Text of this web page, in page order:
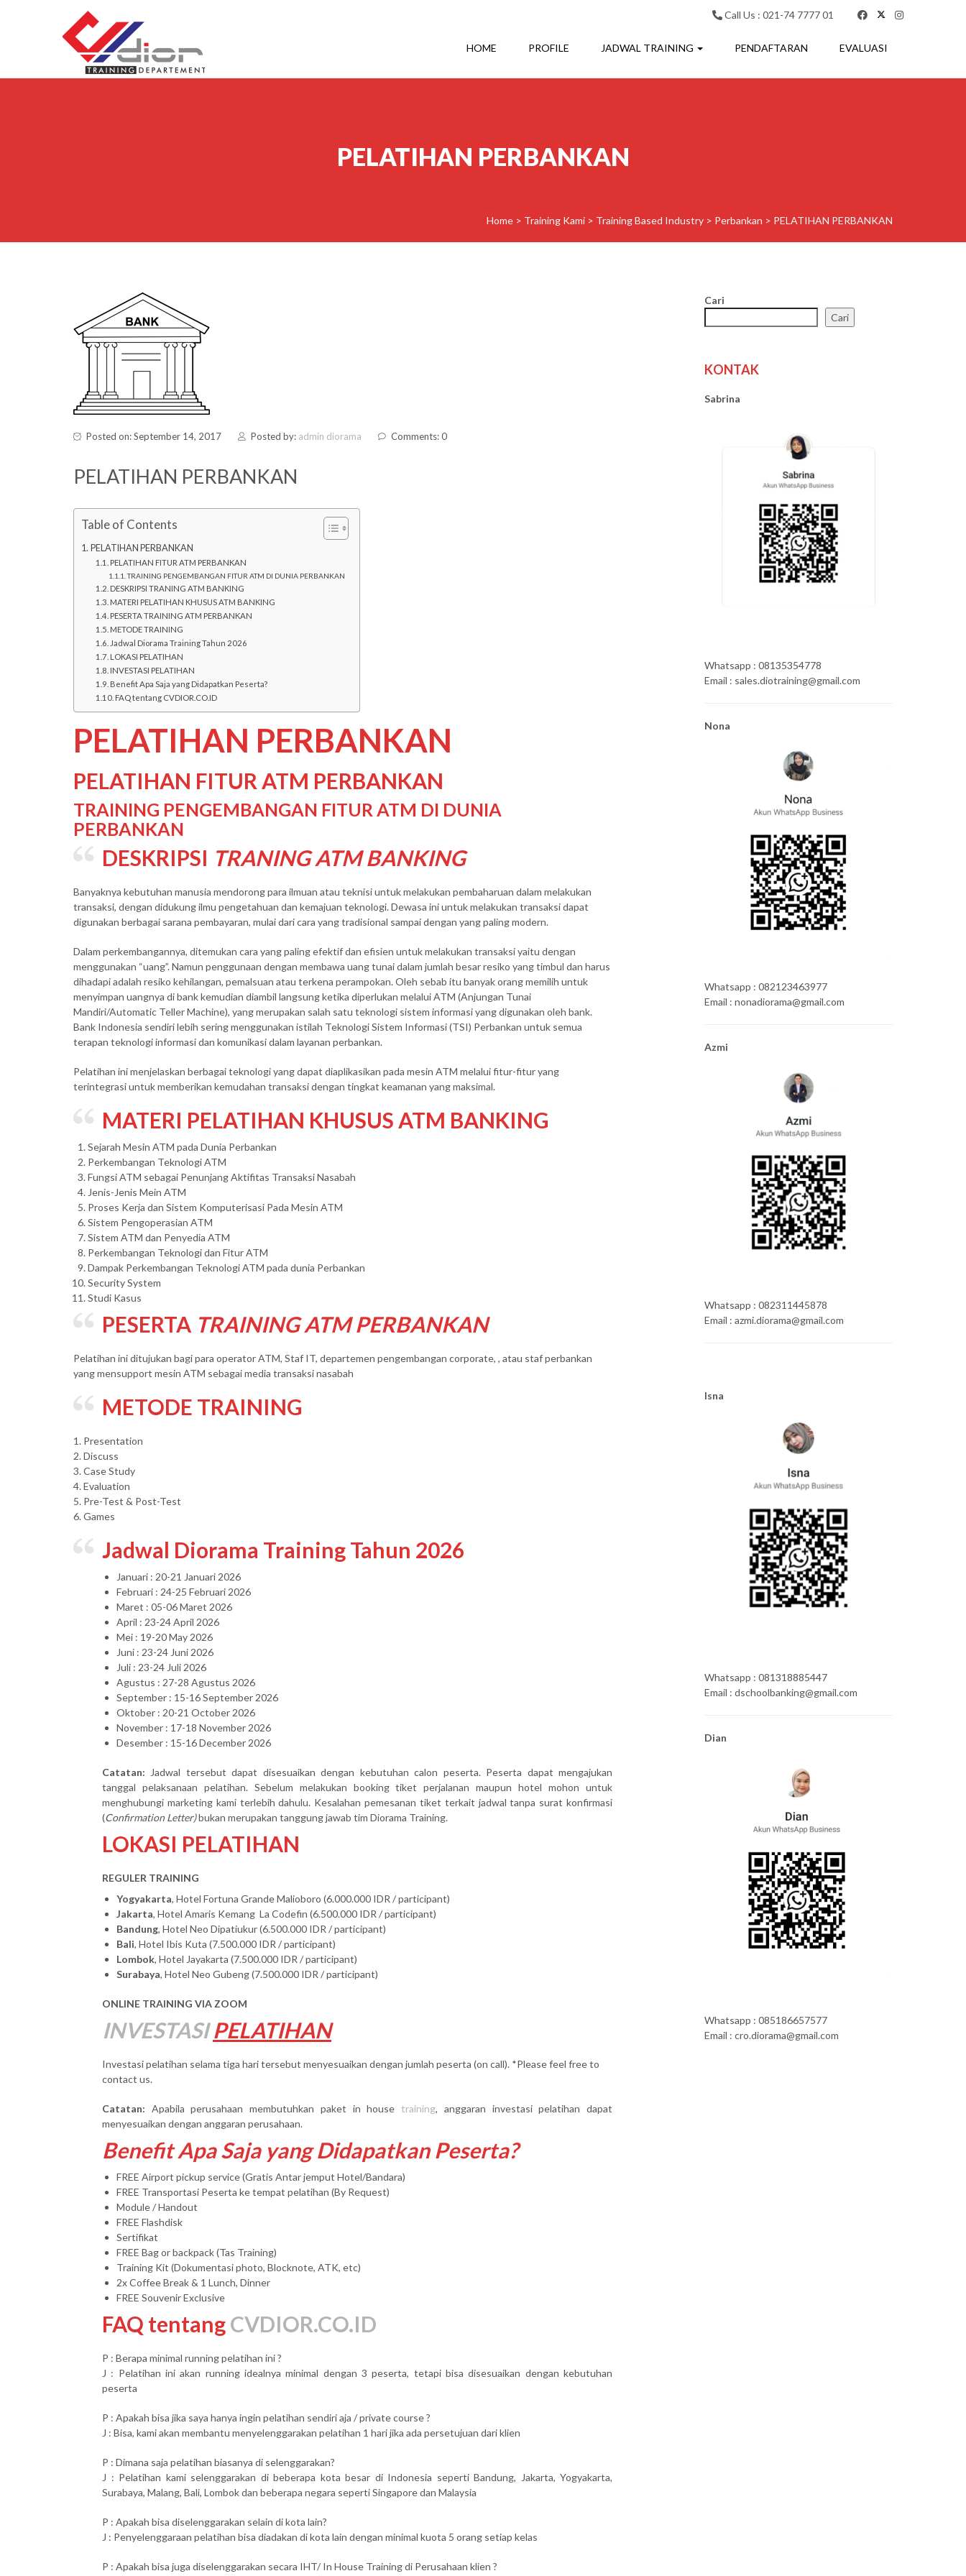
Call Us : 021-74 7777 01
HOME PROFILE JADWAL TRAINING PENDAFTARAN EVALUASI
PELATIHAN PERBANKAN
Home > Training Kami > Training Based Industry > Perbankan > PELATIHAN PERBANKAN
Posted on: September 14, 2017 Posted by: admin diorama Comments: 0
PELATIHAN PERBANKAN
Table of Contents
PELATIHAN PERBANKAN
PELATIHAN FITUR ATM PERBANKAN
TRAINING PENGEMBANGAN FITUR ATM DI DUNIA PERBANKAN
DESKRIPSI TRANING ATM BANKING
MATERI PELATIHAN KHUSUS ATM BANKING
PESERTA TRAINING ATM PERBANKAN
METODE TRAINING
Jadwal Diorama Training Tahun 2026
LOKASI PELATIHAN
INVESTASI PELATIHAN
Benefit Apa Saja yang Didapatkan Peserta?
FAQ tentang CVDIOR.CO.ID
PELATIHAN PERBANKAN
PELATIHAN FITUR ATM PERBANKAN
TRAINING PENGEMBANGAN FITUR ATM DI DUNIA
PERBANKAN
DESKRIPSI TRANINGATM BANKING
Banyaknya kebutuhan manusia mendorong para ilmuan atau teknisi untuk melakukan pembaharuan dalam melakukan
transaksi, dengan didukung ilmu pengetahuan dan kemajuan teknologi. Dewasa ini untuk melakukan transaksi dapat
digunakan berbagai sarana pembayaran, mulai dari cara yang tradisional sampai dengan yang paling modern.
Dalam perkembangannya, ditemukan cara yang paling efektif dan efisien untuk melakukan transaksi yaitu dengan
menggunakan “uang”. Namun penggunaan dengan membawa uang tunai dalam jumlah besar resiko yang timbul dan harus
dihadapi adalah resiko kehilangan, pemalsuan atau terkena perampokan. Oleh sebab itu banyak orang memilih untuk
menyimpan uangnya di bank kemudian diambil langsung ketika diperlukan melalui ATM (Anjungan Tunai
Mandiri/Automatic Teller Machine), yang merupakan salah satu teknologi sistem informasi yang digunakan oleh bank.
Bank Indonesia sendiri lebih sering menggunakan istilah Teknologi Sistem Informasi (TSI) Perbankan untuk semua
terapan teknologi informasi dan komunikasi dalam layanan perbankan.
Pelatihan ini menjelaskan berbagai teknologi yang dapat diaplikasikan pada mesin ATM melalui fitur-fitur yang
terintegrasi untuk memberikan kemudahan transaksi dengan tingkat keamanan yang maksimal.
MATERI PELATIHAN KHUSUS ATM BANKING
Sejarah Mesin ATM pada Dunia Perbankan
Perkembangan Teknologi ATM
Fungsi ATM sebagai Penunjang Aktifitas Transaksi Nasabah
Jenis-Jenis Mein ATM
Proses Kerja dan Sistem Komputerisasi Pada Mesin ATM
Sistem Pengoperasian ATM
Sistem ATM dan Penyedia ATM
Perkembangan Teknologi dan Fitur ATM
Dampak Perkembangan Teknologi ATM pada dunia Perbankan
Security System
Studi Kasus
PESERTA TRAINING ATM PERBANKAN
Pelatihan ini ditujukan bagi para operator ATM, Staf IT, departemen pengembangan corporate, , atau staf perbankan
yang mensupport mesin ATM sebagai media transaksi nasabah
METODE TRAINING
1. Presentation
2. Discuss
3. Case Study
4. Evaluation
5. Pre-Test & Post-Test
6. Games
Jadwal Diorama Training Tahun 2026
Januari : 20-21 Januari 2026
Februari : 24-25 Februari 2026
Maret : 05-06 Maret 2026
April : 23-24 April 2026
Mei : 19-20 May 2026
Juni : 23-24 Juni 2026
Juli : 23-24 Juli 2026
Agustus : 27-28 Agustus 2026
September : 15-16 September 2026
Oktober : 20-21 October 2026
November : 17-18 November 2026
Desember : 15-16 December 2026
Catatan: Jadwal tersebut dapat disesuaikan dengan kebutuhan calon peserta. Peserta dapat mengajukan
tanggal pelaksanaan pelatihan. Sebelum melakukan booking tiket perjalanan maupun hotel mohon untuk
menghubungi marketing kami terlebih dahulu. Kesalahan pemesanan tiket terkait jadwal tanpa surat konfirmasi
(Confirmation Letter)bukan merupakan tanggung jawab tim Diorama Training.
LOKASI PELATIHAN
REGULER TRAINING
Yogyakarta, Hotel Fortuna Grande Malioboro (6.000.000 IDR / participant)
Jakarta, Hotel Amaris Kemang La Codefin (6.500.000 IDR / participant)
Bandung, Hotel Neo Dipatiukur (6.500.000 IDR / participant)
Bali, Hotel Ibis Kuta (7.500.000 IDR / participant)
Lombok, Hotel Jayakarta (7.500.000 IDR / participant)
Surabaya, Hotel Neo Gubeng (7.500.000 IDR / participant)
ONLINE TRAINING VIA ZOOM
INVESTASI PELATIHAN
Investasi pelatihan selama tiga hari tersebut menyesuaikan dengan jumlah peserta (on call). *Please feel free to
contact us.
Catatan: Apabila perusahaan membutuhkan paket in house training, anggaran investasi pelatihan dapat
menyesuaikan dengan anggaran perusahaan.
Benefit Apa Saja yang Didapatkan Peserta?
FREE Airport pickup service (Gratis Antar jemput Hotel/Bandara)
FREE Transportasi Peserta ke tempat pelatihan (By Request)
Module / Handout
FREE Flashdisk
Sertifikat
FREE Bag or backpack (Tas Training)
Training Kit (Dokumentasi photo, Blocknote, ATK, etc)
2x Coffee Break & 1 Lunch, Dinner
FREE Souvenir Exclusive
FAQ tentangCVDIOR.CO.ID
P : Berapa minimal running pelatihan ini ?
J : Pelatihan ini akan running idealnya minimal dengan 3 peserta, tetapi bisa disesuaikan dengan kebutuhan
peserta
P : Apakah bisa jika saya hanya ingin pelatihan sendiri aja / private course ?
J : Bisa, kami akan membantu menyelenggarakan pelatihan 1 hari jika ada persetujuan dari klien
P : Dimana saja pelatihan biasanya di selenggarakan?
J : Pelatihan kami selenggarakan di beberapa kota besar di Indonesia seperti Bandung, Jakarta, Yogyakarta,
Surabaya, Malang, Bali, Lombok dan beberapa negara seperti Singapore dan Malaysia
P : Apakah bisa diselenggarakan selain di kota lain?
J : Penyelenggaraan pelatihan bisa diadakan di kota lain dengan minimal kuota 5 orang setiap kelas
P : Apakah bisa juga diselenggarakan secara IHT/ In House Training di Perusahaan klien ?
Cari
Cari
KONTAK
Sabrina
Whatsapp : 08135354778
Email : sales.diotraining@gmail.com
Nona
Whatsapp : 082123463977
Email : nonadiorama@gmail.com
Azmi
Whatsapp : 082311445878
Email : azmi.diorama@gmail.com
Isna
Whatsapp : 081318885447
Email : dschoolbanking@gmail.com
Dian
Whatsapp : 085186657577
Email : cro.diorama@gmail.com